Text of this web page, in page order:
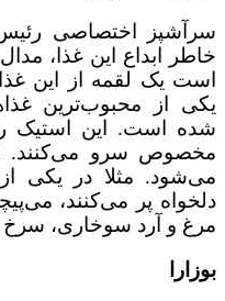
سرآشپز اختصاصی
خاطر ابداع این غذا،
است یک لقمه از این غذا
یکی از محبوب‌ترین
شده است. این استیک
مخصوص سرو می‌کنند.
می‌شود. مثلا در یکی
دلخواه پر می‌کنند،
مرغ و آرد سوخاری، سرخ
بوزارا